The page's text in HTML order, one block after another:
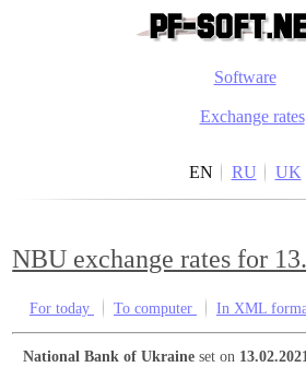
Software
Exchange rates
EN RU UK
NBU exchange rates for
For today To computer In XML
National Bank of Ukraine set on 13.02.2021